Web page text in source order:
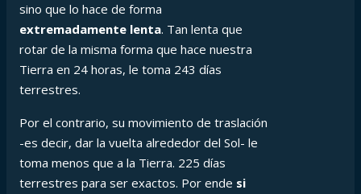
sino que lo hace de forma
extremadamente lenta. Tan lenta que
rotar de la misma forma que hace nuestra
Tierra en 24 horas, le toma 243 días
terrestres.
Por el contrario, su movimiento de traslación
-es decir, dar la vuelta alrededor del Sol- le
toma menos que a la Tierra. 225 días
terrestres para ser exactos. Por ende si